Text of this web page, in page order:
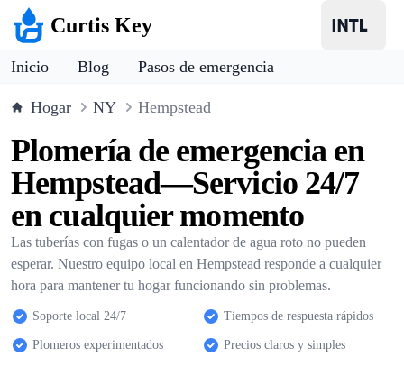
Curtis Key
Inicio Blog Pasos de emergencia
Hogar NY Hempstead
Plomería de emergencia en
Hempstead—Servicio 24/7
en cualquier momento
Las tuberías con fugas o un calentador de agua roto no pueden
esperar. Nuestro equipo local en Hempstead responde a cualquier
hora para mantener tu hogar funcionando sin problemas.
Soporte local 24/7 Tiempos de respuesta rápidos
Plomeros experimentados Precios claros y simples